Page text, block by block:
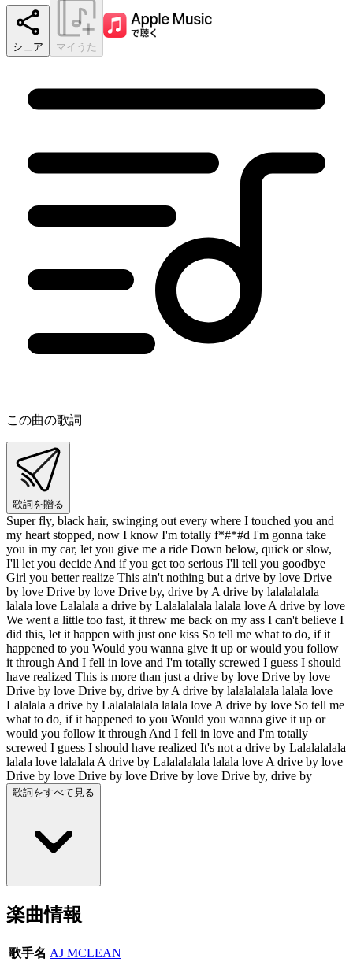
シェア マイうた
この曲の歌詞
歌詞を贈る
Super fly, black hair, swinging out every where I touched you and
my heart stopped, now I know I'm totally f*#*#d I'm gonna take
you in my car, let you give me a ride Down below, quick or slow,
I'll let you decide And if you get too serious I'll tell you goodbye
Girl you better realize This ain't nothing but a drive by love Drive
by love Drive by love Drive by, drive by A drive by lalalalalala
lalala love Lalalala a drive by Lalalalalala lalala love A drive by love
We went a little too fast, it threw me back on my ass I can't believe I
did this, let it happen with just one kiss So tell me what to do, if it
happened to you Would you wanna give it up or would you follow
it through And I fell in love and I'm totally screwed I guess I should
have realized This is more than just a drive by love Drive by love
Drive by love Drive by, drive by A drive by lalalalalala lalala love
Lalalala a drive by Lalalalalala lalala love A drive by love So tell me
what to do, if it happened to you Would you wanna give it up or
would you follow it through And I fell in love and I'm totally
screwed I guess I should have realized It's not a drive by Lalalalalala
lalala love lalalala A drive by Lalalalalala lalala love A drive by love
Drive by love Drive by love Drive by love Drive by, drive by
歌詞をすべて見る
楽曲情報
歌手名 AJ MCLEAN